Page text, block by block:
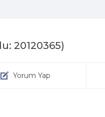
20120365)
Yorum Yap